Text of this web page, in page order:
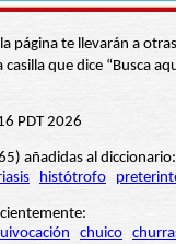
página te llevarán a
casilla que dice
PDT 2026
añadidas al diccionario:
histótrofo
chuico